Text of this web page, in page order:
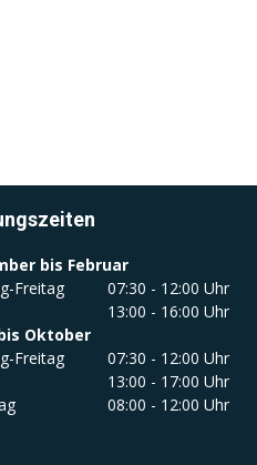
bis Februar
Freitag
07:30 - 12:00 Uhr
13:00 - 16:00 Uhr
Oktober
Freitag
07:30 - 12:00 Uhr
13:00 - 17:00 Uhr
08:00 - 12:00 Uhr